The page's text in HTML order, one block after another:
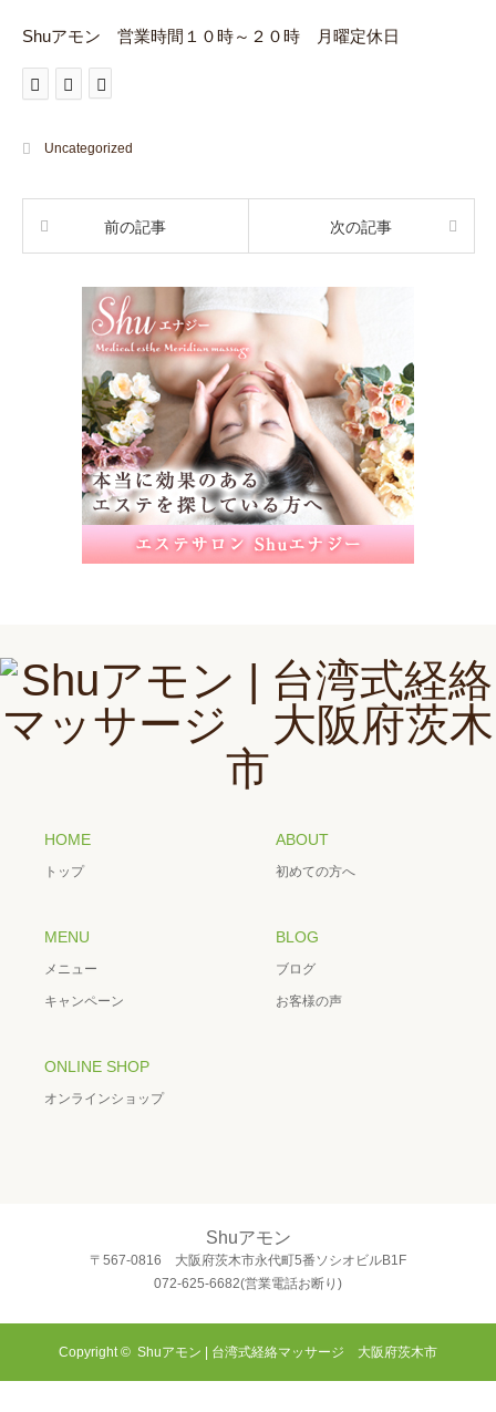
Shuアモン 営業時間１０時～２０時 月曜定休日
Uncategorized
前の記事 次の記事
HOME
トップ
ABOUT
初めての方へ
MENU
メニュー
キャンペーン
BLOG
ブログ
お客様の声
ONLINE SHOP
オンラインショップ
Shuアモン
〒567-0816 大阪府茨木市永代町5番ソシオビルB1F
072-625-6682(営業電話お断り)
Copyright © Shuアモン | 台湾式経絡マッサージ 大阪府茨木市